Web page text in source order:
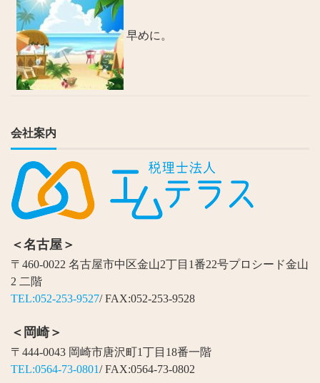
早めに。
会社案内
＜名古屋＞
〒460-0022 名古屋市中区金山2丁目1番22号プロシード金山
2 二階
TEL:052-253-9527/ FAX:052-253-9528
＜岡崎＞
〒444-0043 岡崎市唐沢町1丁目18番一階
TEL:0564-73-0801/ FAX:0564-73-0802